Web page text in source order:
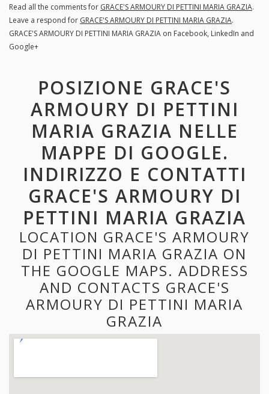
Read all the comments for GRACE'S ARMOURY DI PETTINI MARIA GRAZIA.
Leave a respond for GRACE'S ARMOURY DI PETTINI MARIA GRAZIA.
GRACE'S ARMOURY DI PETTINI MARIA GRAZIA on Facebook, LinkedIn and
Google+
POSIZIONE GRACE'S
ARMOURY DI PETTINI
MARIA GRAZIA NELLE
MAPPE DI GOOGLE.
INDIRIZZO E CONTATTI
GRACE'S ARMOURY DI
PETTINI MARIA GRAZIA
LOCATION GRACE'S ARMOURY
DI PETTINI MARIA GRAZIA ON
THE GOOGLE MAPS. ADDRESS
AND CONTACTS GRACE'S
ARMOURY DI PETTINI MARIA
GRAZIA